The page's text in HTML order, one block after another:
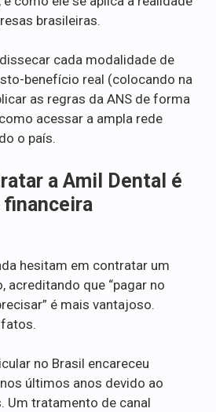
brasileiras.
cada modalidade de
benefício real (colocando na
as regras da ANS de forma
acessar a ampla rede
o país.
a Amil Dental é
financeira
hesitam em contratar um
acreditando que “pagar no
é mais vantajoso.
no Brasil encareceu
últimos anos devido ao
Um tratamento de canal